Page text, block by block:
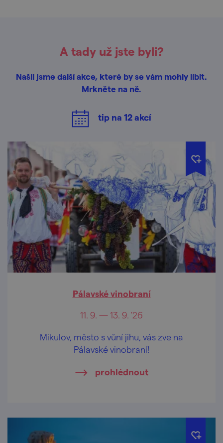
A tady už jste byli?
Našli jsme další akce, které by se vám mohly líbit.
Mrkněte na ně.
tip na 12akcí
Pálavské vinobraní
11. 9. — 13. 9. '26
Mikulov, město s vůní jihu, vás zve na
Pálavské vinobraní!
prohlédnout